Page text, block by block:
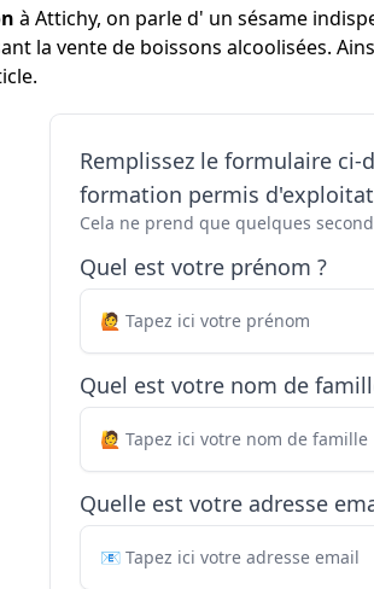
à Attichy, on parle d' un sésame
la vente de boissons alcoolisées.
Remplissez le formulaire
formation permis
Cela ne prend que quelques
Quel est votre prénom ?
Quel est votre nom de
Quelle est votre adresse